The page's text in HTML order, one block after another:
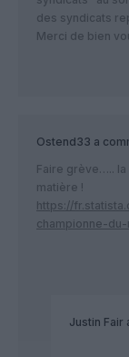
des syndicats
Merci de bien
Ostend33 a
Faire grève….. la
matière !
https://
championne-
Justin Fair